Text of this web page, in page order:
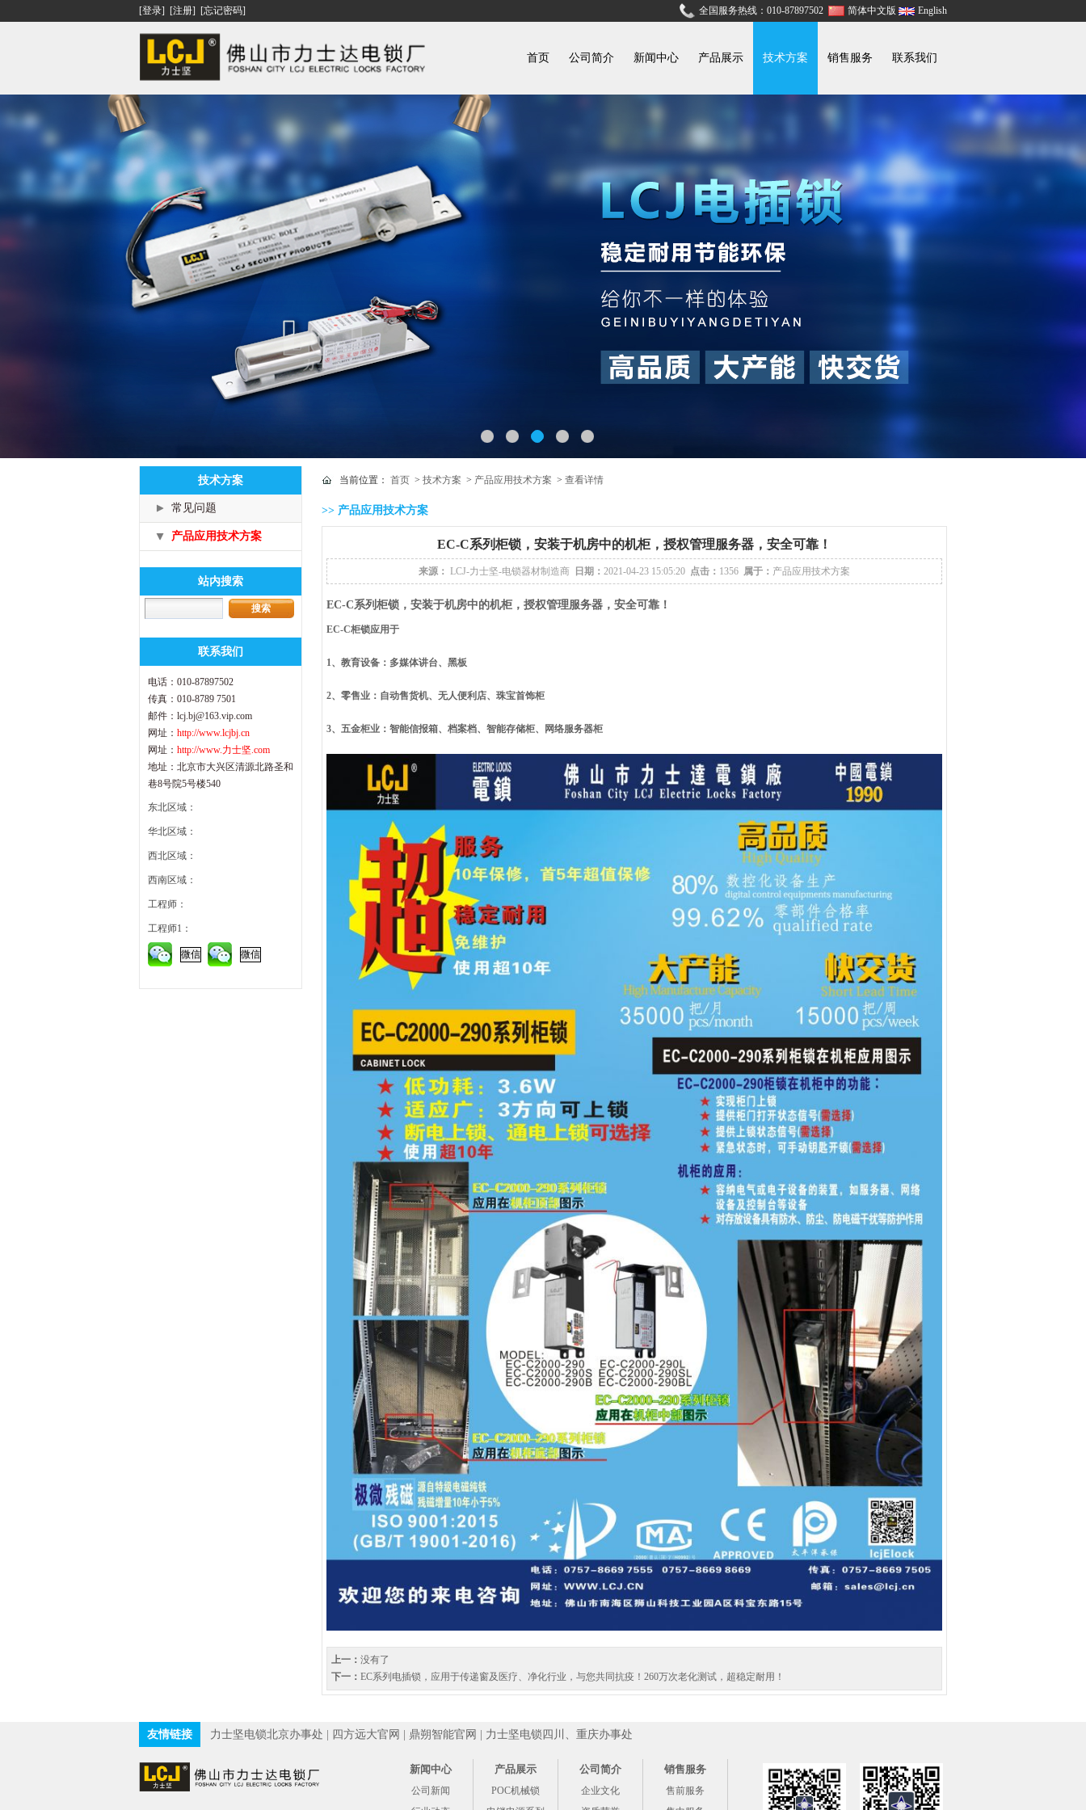
[登录] [注册] [忘记密码] 全国服务热线：010-87897502 简体中文版 English
首页 公司简介 新闻中心 产品展示 技术方案 销售服务 联系我们
技术方案
常见问题
产品应用技术方案
站内搜索
联系我们
电话：010-87897502
传真：010-8789 7501
邮件：lcj.bj@163.vip.com
网址： http://www.lcjbj.cn
网址： http://www.力士坚.com
地址：北京市大兴区清源北路圣和
巷8号院5号楼540
东北区域：
华北区域：
西北区域：
西南区域：
工程师：
工程师1：
微信 微信
当前位置： 首页 > 技术方案 > 产品应用技术方案 > 查看详情
>> 产品应用技术方案
EC-C系列柜锁，安装于机房中的机柜，授权管理服务器，安全可靠！
来源： LCJ-力士坚-电锁器材制造商 日期： 2021-04-23 15:05:20 点击： 1356 属于： 产品应用技术方案
EC-C系列柜锁，安装于机房中的机柜，授权管理服务器，安全可靠！
EC-C柜锁应用于
1、教育设备： 多媒体讲台、黑板
2、零售业： 自动售货机、无人便利店、珠宝首饰柜
3、五金柜业： 智能信报箱、档案档、智能存储柜、网络服务器柜
上一： 没有了
下一： EC系列电插锁，应用于传递窗及医疗、净化行业，与您共同抗疫！260万次老化测试，超稳定耐用！
友情链接 力士坚电锁北京办事处 | 四方远大官网 | 鼎朔智能官网 | 力士坚电锁四川、重庆办事处
新闻中心
公司新闻
产品展示
POC机械锁
公司简介
企业文化
销售服务
售前服务